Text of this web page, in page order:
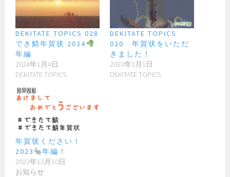
DEKITATE TOPICS 028
でき鯖年賀状 2024
年編
2024年1月4日
DEKITATE TOPICS
DEKITATE TOPICS
020 年賀状をいただ
きました！
2023年1月1日
DEKITATE TOPICS
年賀状ください！
2023
年編！
2022年12月10日
お知らせ